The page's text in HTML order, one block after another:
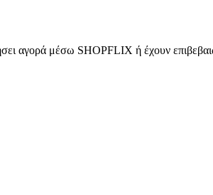
αγορά μέσω SHOPFLIX ή έχουν